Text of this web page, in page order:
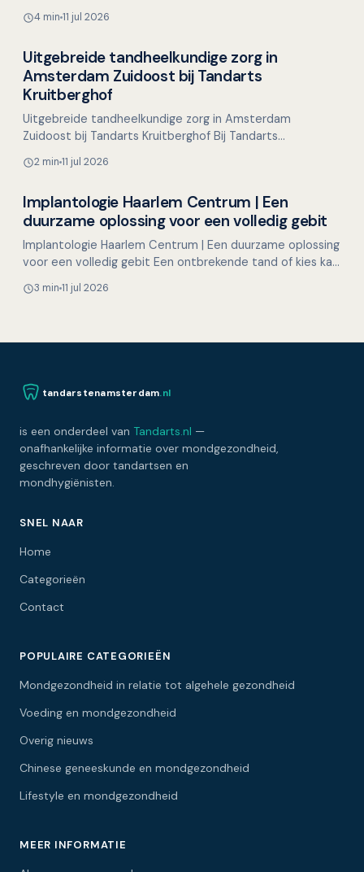
tandart…
4 min 11 jul 2026
Overig nieuws
Uitgebreide tandheelkundige zorg in
Amsterdam Zuidoost bij Tandarts
Kruitberghof
Uitgebreide tandheelkundige zorg in Amsterdam
Zuidoost bij Tandarts Kruitberghof Bij Tandarts
bieden van …
2 min 11 jul 2026
Overig nieuws
Implantologie Haarlem Centrum | Een
duurzame oplossing voor een volledig gebit
Implantologie Haarlem Centrum | Een duurzame oplossing
voor een volledig gebit Een ontbrekende tand of kies kan
3 min 11 jul 2026
tandarstenamsterdam.nl
is een onderdeel van Tandarts.nl —
onafhankelijke informatie over mondgezondheid,
geschreven door tandartsen en
mondhygiënisten.
SNEL NAAR
Home
Categorieën
Contact
POPULAIRE CATEGORIEËN
Mondgezondheid in relatie tot algehele gezondheid
Voeding en mondgezondheid
Overig nieuws
Chinese geneeskunde en mondgezondheid
Lifestyle en mondgezondheid
MEER INFORMATIE